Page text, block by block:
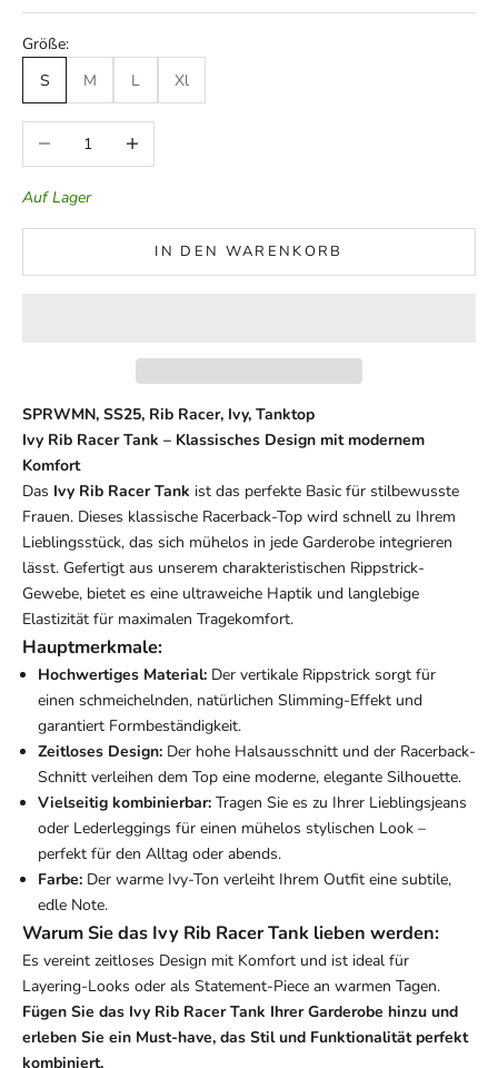
Größe:
S
M L Xl
Anzahl verringernAnzahl erhöhen
Auf Lager
IN DEN WARENKORB
SPRWMN, SS25, Rib Racer, Ivy, Tanktop
Ivy Rib Racer Tank – Klassisches Design mit modernem
Komfort
Das Ivy Rib Racer Tank ist das perfekte Basic für stilbewusste
Frauen. Dieses klassische Racerback-Top wird schnell zu Ihrem
Lieblingsstück, das sich mühelos in jede Garderobe integrieren
lässt. Gefertigt aus unserem charakteristischen Rippstrick-
Gewebe, bietet es eine ultraweiche Haptik und langlebige
Elastizität für maximalen Tragekomfort.
Hauptmerkmale:
Hochwertiges Material: Der vertikale Rippstrick sorgt für
einen schmeichelnden, natürlichen Slimming-Effekt und
garantiert Formbeständigkeit.
Zeitloses Design: Der hohe Halsausschnitt und der Racerback-
Schnitt verleihen dem Top eine moderne, elegante Silhouette.
Vielseitig kombinierbar: Tragen Sie es zu Ihrer Lieblingsjeans
oder Lederleggings für einen mühelos stylischen Look –
perfekt für den Alltag oder abends.
Farbe: Der warme Ivy-Ton verleiht Ihrem Outfit eine subtile,
edle Note.
Warum Sie das Ivy Rib Racer Tank lieben werden:
Es vereint zeitloses Design mit Komfort und ist ideal für
Layering-Looks oder als Statement-Piece an warmen Tagen.
Fügen Sie das Ivy Rib Racer Tank Ihrer Garderobe hinzu und
erleben Sie ein Must-have, das Stil und Funktionalität perfekt
kombiniert.